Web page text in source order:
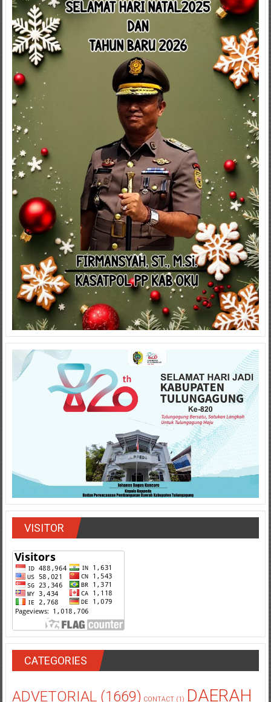
VISITOR
CATEGORIES
ADVETORIAL(1669) CONTACT(1) DAERAH